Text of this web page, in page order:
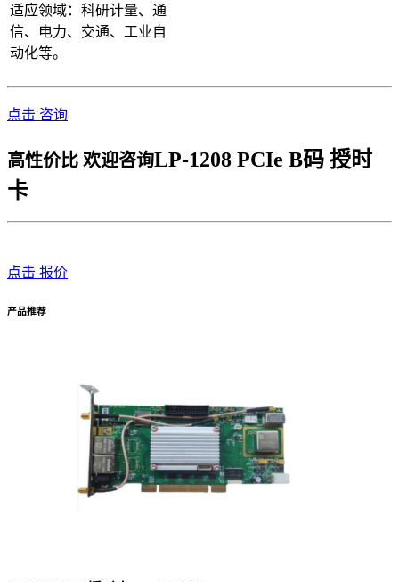
适应领域：科研计量、通
信、电力、交通、工业自
动化等。
点击 咨询
高性价比 欢迎咨询LP-1208 PCIe B码 授时
卡
点击 报价
产品推荐